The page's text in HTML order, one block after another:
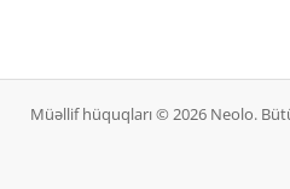
Müəllif hüquqları © 2026 Neolo.